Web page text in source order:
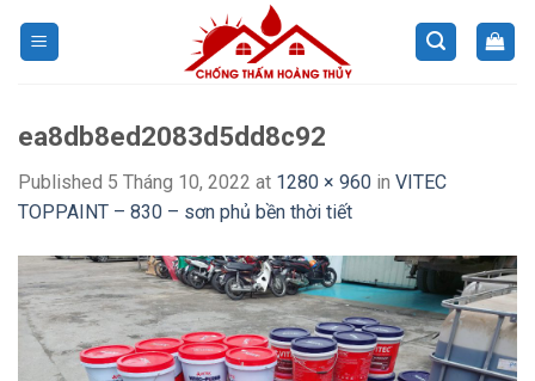
ea8db8ed2083d5dd8c92
Published 5 Tháng 10, 2022 at 1280 × 960 in VITEC
TOPPAINT – 830 – sơn phủ bền thời tiết